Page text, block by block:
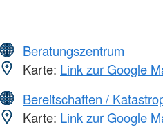
Beratungszentrum
Karte: Link zur Google
Bereitschaften /
Karte: Link zur Google